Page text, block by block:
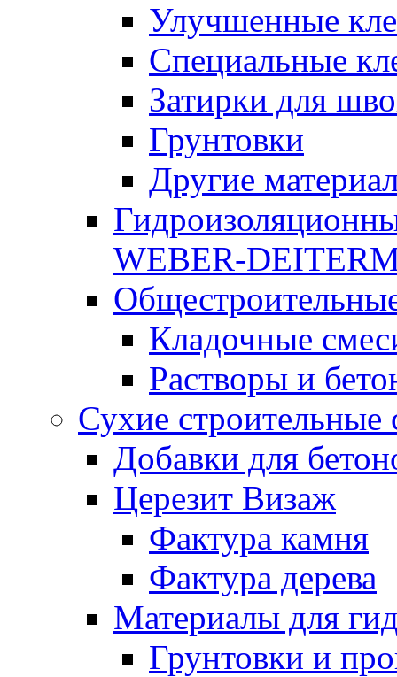
Улучшенные
Специальные
Затирки для
Грунтовки
Другие
WEBER-
Кладочные
Растворы и
Сухие строительные
Добавки для
Церезит Визаж
Фактура камня
Фактура дерева
Материалы для
Грунтовки и